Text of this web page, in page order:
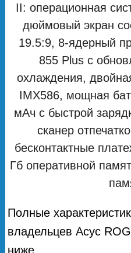
II: операционная
дюймовый экран
19.5:9, 8-ядерный
855 Plus с
охлаждения,
IMX586, мощная
мАч с быстрой
сканер
бесконтактные
Гб оперативной
Полные
владельцев Асус
ниже.